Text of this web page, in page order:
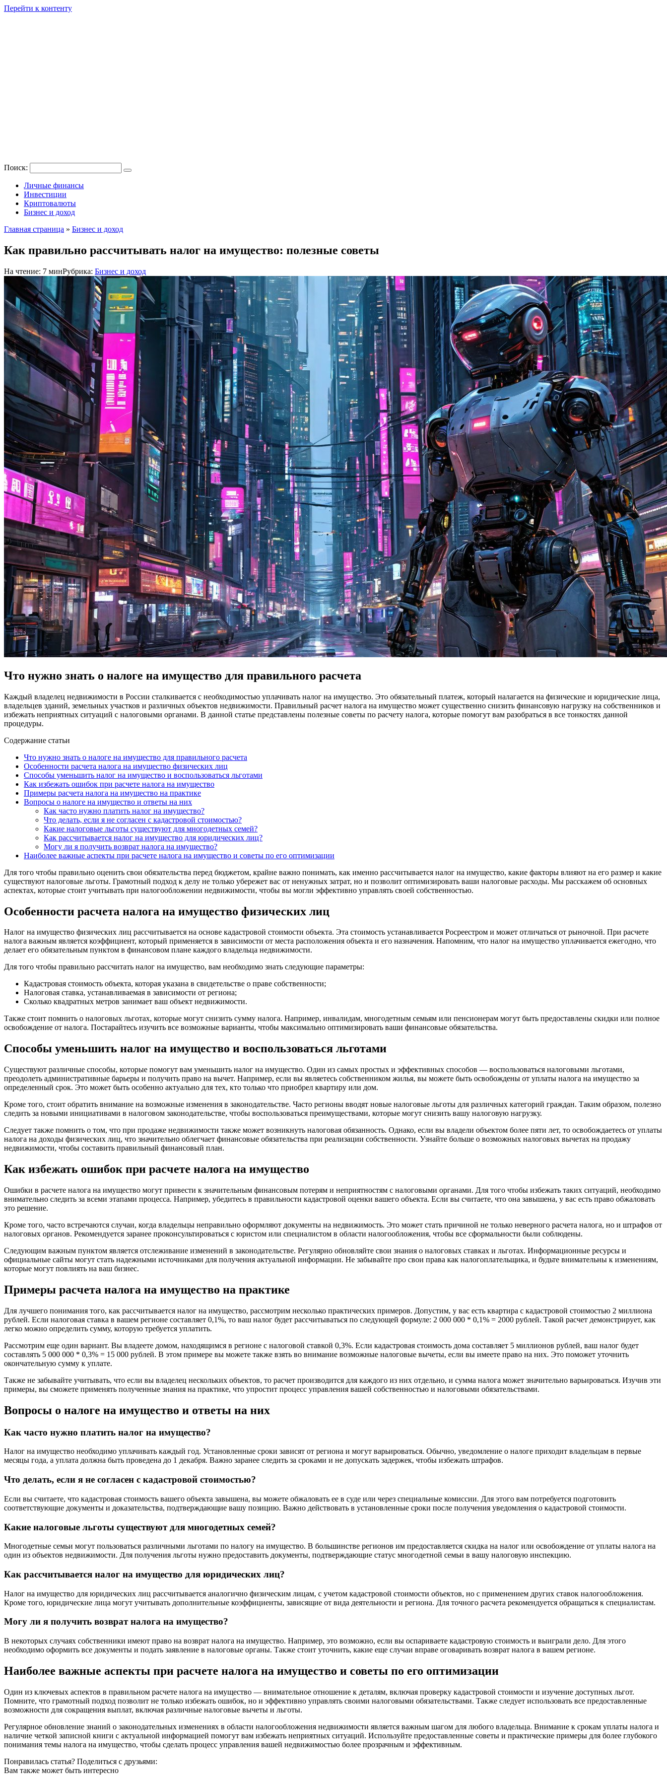
Перейти к контенту
Поиск:
Личные финансы
Инвестиции
Криптовалюты
Бизнес и доход
Главная страница » Бизнес и доход
Как правильно рассчитывать налог на имущество: полезные советы
На чтение: 7 минРубрика: Бизнес и доход
Что нужно знать о налоге на имущество для правильного расчета
Каждый владелец недвижимости в России сталкивается с необходимостью уплачивать налог на имущество. Это обязательный платеж, который налагается на физические и юридические лица,
владельцев зданий, земельных участков и различных объектов недвижимости. Правильный расчет налога на имущество может существенно снизить финансовую нагрузку на собственников и
избежать неприятных ситуаций с налоговыми органами. В данной статье представлены полезные советы по расчету налога, которые помогут вам разобраться в все тонкостях данной
процедуры.
Содержание статьи
Что нужно знать о налоге на имущество для правильного расчета
Особенности расчета налога на имущество физических лиц
Способы уменьшить налог на имущество и воспользоваться льготами
Как избежать ошибок при расчете налога на имущество
Примеры расчета налога на имущество на практике
Вопросы о налоге на имущество и ответы на них
Как часто нужно платить налог на имущество?
Что делать, если я не согласен с кадастровой стоимостью?
Какие налоговые льготы существуют для многодетных семей?
Как рассчитывается налог на имущество для юридических лиц?
Могу ли я получить возврат налога на имущество?
Наиболее важные аспекты при расчете налога на имущество и советы по его оптимизации
Для того чтобы правильно оценить свои обязательства перед бюджетом, крайне важно понимать, как именно рассчитывается налог на имущество, какие факторы влияют на его размер и какие
существуют налоговые льготы. Грамотный подход к делу не только убережет вас от ненужных затрат, но и позволит оптимизировать ваши налоговые расходы. Мы расскажем об основных
аспектах, которые стоит учитывать при налогообложении недвижимости, чтобы вы могли эффективно управлять своей собственностью.
Особенности расчета налога на имущество физических лиц
Налог на имущество физических лиц рассчитывается на основе кадастровой стоимости объекта. Эта стоимость устанавливается Росреестром и может отличаться от рыночной. При расчете
налога важным является коэффициент, который применяется в зависимости от места расположения объекта и его назначения. Напомним, что налог на имущество уплачивается ежегодно, что
делает его обязательным пунктом в финансовом плане каждого владельца недвижимости.
Для того чтобы правильно рассчитать налог на имущество, вам необходимо знать следующие параметры:
Кадастровая стоимость объекта, которая указана в свидетельстве о праве собственности;
Налоговая ставка, устанавливаемая в зависимости от региона;
Сколько квадратных метров занимает ваш объект недвижимости.
Также стоит помнить о налоговых льготах, которые могут снизить сумму налога. Например, инвалидам, многодетным семьям или пенсионерам могут быть предоставлены скидки или полное
освобождение от налога. Постарайтесь изучить все возможные варианты, чтобы максимально оптимизировать ваши финансовые обязательства.
Способы уменьшить налог на имущество и воспользоваться льготами
Существуют различные способы, которые помогут вам уменьшить налог на имущество. Один из самых простых и эффективных способов — воспользоваться налоговыми льготами,
преодолеть административные барьеры и получить право на вычет. Например, если вы являетесь собственником жилья, вы можете быть освобождены от уплаты налога на имущество за
определенный срок. Это может быть особенно актуально для тех, кто только что приобрел квартиру или дом.
Кроме того, стоит обратить внимание на возможные изменения в законодательстве. Часто регионы вводят новые налоговые льготы для различных категорий граждан. Таким образом, полезно
следить за новыми инициативами в налоговом законодательстве, чтобы воспользоваться преимуществами, которые могут снизить вашу налоговую нагрузку.
Следует также помнить о том, что при продаже недвижимости также может возникнуть налоговая обязанность. Однако, если вы владели объектом более пяти лет, то освобождаетесь от уплаты
налога на доходы физических лиц, что значительно облегчает финансовые обязательства при реализации собственности. Узнайте больше о возможных налоговых вычетах на продажу
недвижимости, чтобы составить правильный финансовый план.
Как избежать ошибок при расчете налога на имущество
Ошибки в расчете налога на имущество могут привести к значительным финансовым потерям и неприятностям с налоговыми органами. Для того чтобы избежать таких ситуаций, необходимо
внимательно следить за всеми этапами процесса. Например, убедитесь в правильности кадастровой оценки вашего объекта. Если вы считаете, что она завышена, у вас есть право обжаловать
это решение.
Кроме того, часто встречаются случаи, когда владельцы неправильно оформляют документы на недвижимость. Это может стать причиной не только неверного расчета налога, но и штрафов от
налоговых органов. Рекомендуется заранее проконсультироваться с юристом или специалистом в области налогообложения, чтобы все сформальности были соблюдены.
Следующим важным пунктом является отслеживание изменений в законодательстве. Регулярно обновляйте свои знания о налоговых ставках и льготах. Информационные ресурсы и
официальные сайты могут стать надежными источниками для получения актуальной информации. Не забывайте про свои права как налогоплательщика, и будьте внимательны к изменениям,
которые могут повлиять на ваш бизнес.
Примеры расчета налога на имущество на практике
Для лучшего понимания того, как рассчитывается налог на имущество, рассмотрим несколько практических примеров. Допустим, у вас есть квартира с кадастровой стоимостью 2 миллиона
рублей. Если налоговая ставка в вашем регионе составляет 0,1%, то ваш налог будет рассчитываться по следующей формуле: 2 000 000 * 0,1% = 2000 рублей. Такой расчет демонстрирует, как
легко можно определить сумму, которую требуется уплатить.
Рассмотрим еще один вариант. Вы владеете домом, находящимся в регионе с налоговой ставкой 0,3%. Если кадастровая стоимость дома составляет 5 миллионов рублей, ваш налог будет
составлять 5 000 000 * 0,3% = 15 000 рублей. В этом примере вы можете также взять во внимание возможные налоговые вычеты, если вы имеете право на них. Это поможет уточнить
окончательную сумму к уплате.
Также не забывайте учитывать, что если вы владелец нескольких объектов, то расчет производится для каждого из них отдельно, и сумма налога может значительно варьироваться. Изучив эти
примеры, вы сможете применять полученные знания на практике, что упростит процесс управления вашей собственностью и налоговыми обязательствами.
Вопросы о налоге на имущество и ответы на них
Как часто нужно платить налог на имущество?
Налог на имущество необходимо уплачивать каждый год. Установленные сроки зависят от региона и могут варьироваться. Обычно, уведомление о налоге приходит владельцам в первые
месяцы года, а уплата должна быть проведена до 1 декабря. Важно заранее следить за сроками и не допускать задержек, чтобы избежать штрафов.
Что делать, если я не согласен с кадастровой стоимостью?
Если вы считаете, что кадастровая стоимость вашего объекта завышена, вы можете обжаловать ее в суде или через специальные комиссии. Для этого вам потребуется подготовить
соответствующие документы и доказательства, подтверждающие вашу позицию. Важно действовать в установленные сроки после получения уведомления о кадастровой стоимости.
Какие налоговые льготы существуют для многодетных семей?
Многодетные семьи могут пользоваться различными льготами по налогу на имущество. В большинстве регионов им предоставляется скидка на налог или освобождение от уплаты налога на
один из объектов недвижимости. Для получения льготы нужно предоставить документы, подтверждающие статус многодетной семьи в вашу налоговую инспекцию.
Как рассчитывается налог на имущество для юридических лиц?
Налог на имущество для юридических лиц рассчитывается аналогично физическим лицам, с учетом кадастровой стоимости объектов, но с применением других ставок налогообложения.
Кроме того, юридические лица могут учитывать дополнительные коэффициенты, зависящие от вида деятельности и региона. Для точного расчета рекомендуется обращаться к специалистам.
Могу ли я получить возврат налога на имущество?
В некоторых случаях собственники имеют право на возврат налога на имущество. Например, это возможно, если вы оспариваете кадастровую стоимость и выиграли дело. Для этого
необходимо оформить все документы и подать заявление в налоговые органы. Также стоит уточнить, какие еще случаи вправе оговаривать возврат налога в вашем регионе.
Наиболее важные аспекты при расчете налога на имущество и советы по его оптимизации
Один из ключевых аспектов в правильном расчете налога на имущество — внимательное отношение к деталям, включая проверку кадастровой стоимости и изучение доступных льгот.
Помните, что грамотный подход позволит не только избежать ошибок, но и эффективно управлять своими налоговыми обязательствами. Также следует использовать все предоставленные
возможности для сокращения выплат, включая различные налоговые вычеты и льготы.
Регулярное обновление знаний о законодательных изменениях в области налогообложения недвижимости является важным шагом для любого владельца. Внимание к срокам уплаты налога и
наличие четкой записной книги с актуальной информацией помогут вам избежать неприятных ситуаций. Используйте предоставленные советы и практические примеры для более глубокого
понимания темы налога на имущество, чтобы сделать процесс управления вашей недвижимостью более прозрачным и эффективным.
Понравилась статья? Поделиться с друзьями:
Вам также может быть интересно